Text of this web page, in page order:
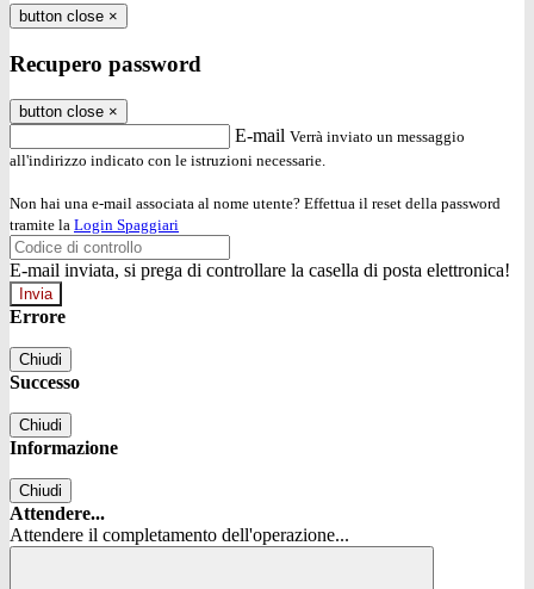
button close ×
Recupero password
button close ×
E-mail Verrà inviato un messaggio
all'indirizzo indicato con le istruzioni necessarie.
Non hai una e-mail associata al nome utente? Effettua il reset della password
tramite la Login Spaggiari
E-mail inviata, si prega di controllare la casella di posta elettronica!
Errore
Chiudi
Successo
Chiudi
Informazione
Chiudi
Attendere...
Attendere il completamento dell'operazione...